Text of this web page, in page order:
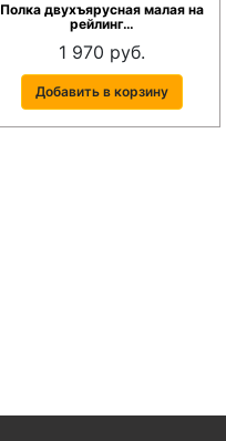
Полка двухъярусная малая на
рейлинг…
1 970 руб.
Добавить в корзину